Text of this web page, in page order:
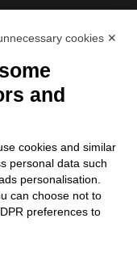
Torino,
cookies ✕
and
cookies and similar
personal data such
personalisation.
can choose not to
preferences to